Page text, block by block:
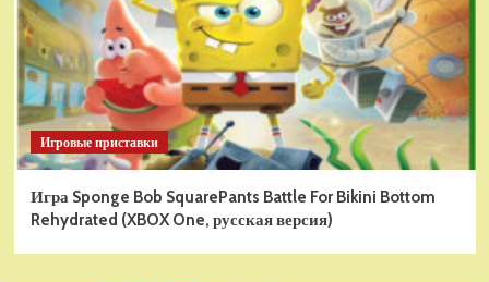
Игровые приставки
Игра Sponge Bob SquarePants Battle For Bikini Bottom
Rehydrated (XBOX One, русская версия)